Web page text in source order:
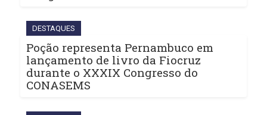
DESTAQUES
Poção representa Pernambuco em
lançamento de livro da Fiocruz
durante o XXXIX Congresso do
CONASEMS